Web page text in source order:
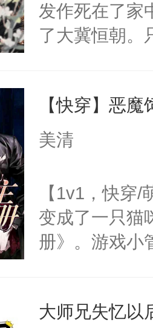
发作死在了家
了大冀恒朝。
惜被人暗害
绝。主神知晓
朝，一个从
为三种性别
构与男子相同
了一颗红色的
人，最终坐上
【快穿】恶
美清
【1v1，快穿
变成了一只猫
册》。游戏小
小管家：【放
大师兄失忆以